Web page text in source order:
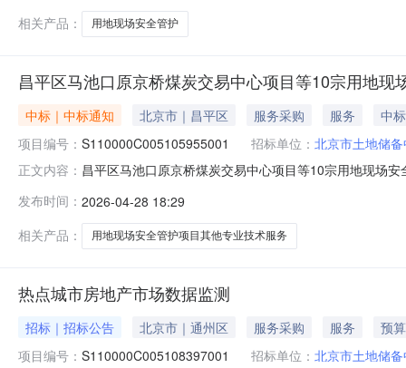
相关产品：
用地现场安全管护
昌平区马池口原京桥煤炭交易中心项目等10宗用地
中标｜中标通知 北京市｜昌平区 服务采购 服务
中
项目编号： S110000C005105955001 招标单位： 北京市土地储
正文内容： 昌平区马池口原京桥煤炭交易中心项目等10宗用地现场
元（人民币）中标成交供应商名称、地址及中标成交金
北临18
发布时间： 2026-04-28 18:29
相关产品：
用地现场安全管护项目其他专业技术服务
热点城市房地产市场数据监测
招标｜招标公告 北京市｜通州区 服务采购 服务
预
项目编号： S110000C005108397001 招标单位： 北京市土地储